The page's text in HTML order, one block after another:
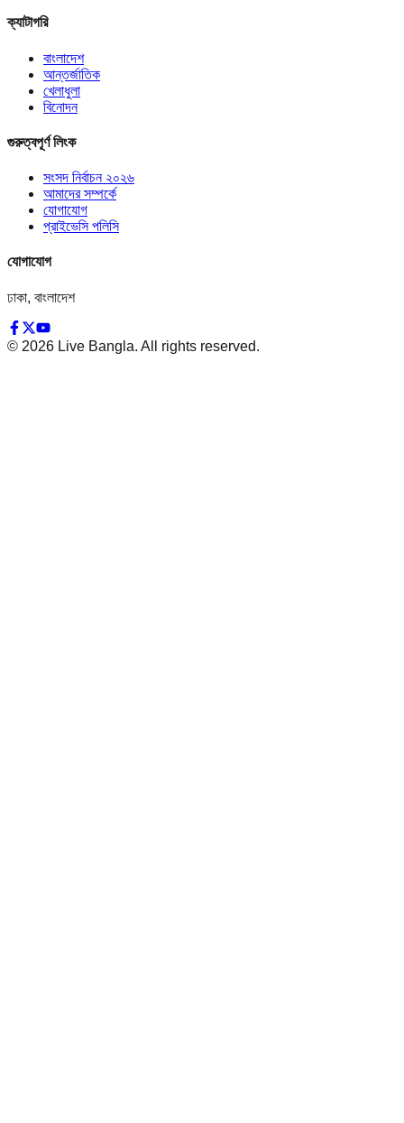
ক্যাটাগরি
বাংলাদেশ
আন্তর্জাতিক
খেলাধুলা
বিনোদন
গুরুত্বপূর্ণ লিংক
সংসদ নির্বাচন ২০২৬
আমাদের সম্পর্কে
যোগাযোগ
প্রাইভেসি পলিসি
যোগাযোগ
ঢাকা, বাংলাদেশ
© 2026 Live Bangla. All rights reserved.